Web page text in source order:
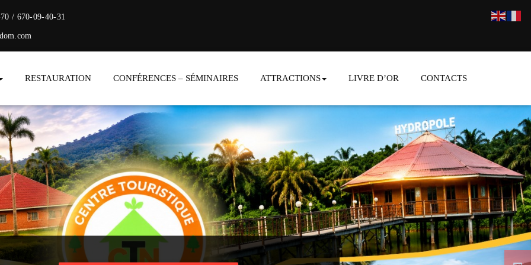
/ 670-09-40-31
RESTAURATION CONFÉRENCES – SÉMINAIRES ATTRACTIONS LIVRE D’OR CONTACTS